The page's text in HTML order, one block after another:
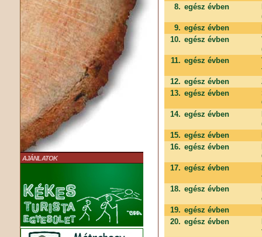
AJÁNLATOK
8. egész évben
9. egész évben
10. egész évben
11. egész évben
12. egész évben
13. egész évben
14. egész évben
15. egész évben
16. egész évben
17. egész évben
18. egész évben
19. egész évben
20. egész évben